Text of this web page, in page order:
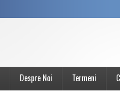
Despre Noi Termeni